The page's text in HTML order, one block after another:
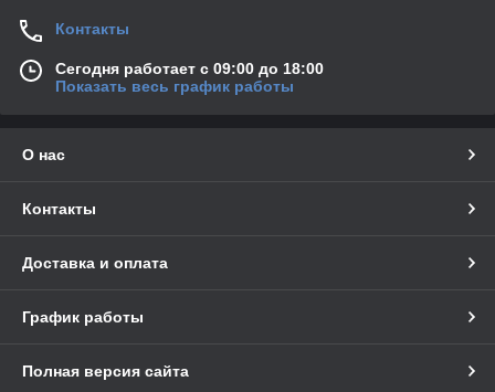
Контакты
Сегодня работает с 09:00 до 18:00
Показать весь график работы
О нас
Контакты
Доставка и оплата
График работы
Полная версия сайта